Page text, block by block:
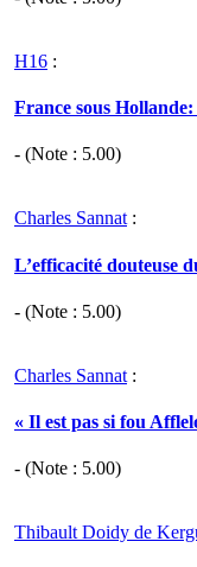
H16 :
France sous
- (Note : 5.00)
Charles Sannat :
L’efficacité douteuse
- (Note : 5.00)
Charles Sannat :
« Il est pas si fou
- (Note : 5.00)
Thibault Doidy de